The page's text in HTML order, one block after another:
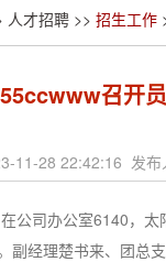
人才招聘 >> 招生工作
召开
11-28 22:42:16 发布
公司办公室6140，太
副经理楚书来、团总